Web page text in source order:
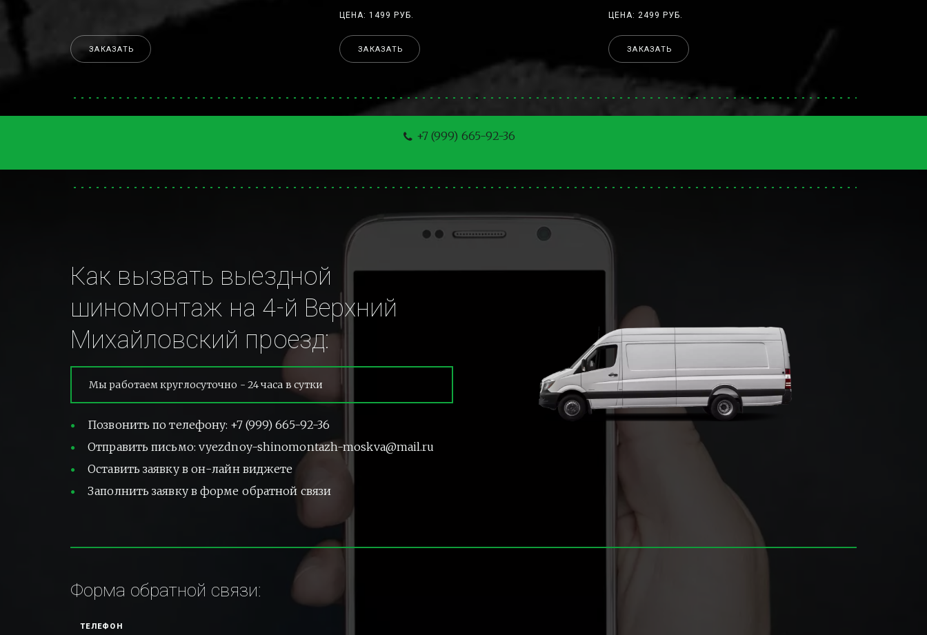
ЗАКАЗАТЬ
ЦЕНА: 1499 РУБ.
ЗАКАЗАТЬ
ЦЕНА: 2499 РУБ.
ЗАКАЗАТЬ
+7 (999) 665-92-36
Как вызвать выездной
шиномонтаж на 4-й Верхний
Михайловский проезд:
Мы работаем круглосуточно - 24 часа в сутки
Позвонить по телефону: +7 (999) 665-92-36
Отправить письмо: vyezdnoy-shinomontazh-moskva@mail.ru
Оставить заявку в он-лайн виджете
Заполнить заявку в форме обратной связи
Форма обратной связи:
ТЕЛЕФОН